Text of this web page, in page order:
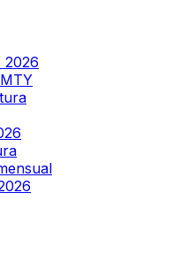
2026